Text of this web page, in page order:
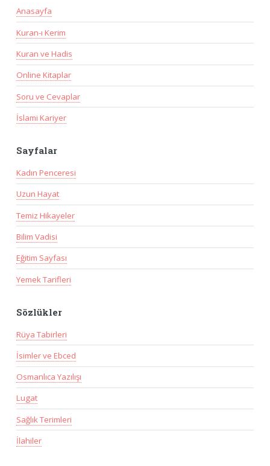
Anasayfa
Kuran-ı Kerim
Kuran ve Hadis
Online Kitaplar
Soru ve Cevaplar
İslami Kariyer
Sayfalar
Kadın Penceresi
Uzun Hayat
Temiz Hikayeler
Bilim Vadisi
Eğitim Sayfası
Yemek Tarifleri
Sözlükler
Rüya Tabirleri
İsimler ve Ebced
Osmanlıca Yazılışı
Lugat
Sağlık Terimleri
İlahiler